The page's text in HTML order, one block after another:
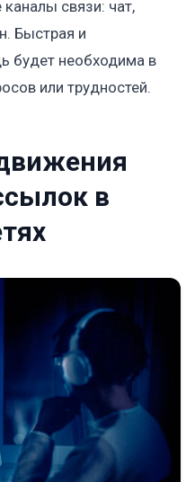
связи: чат,
Быстрая и
будет необходима в
или трудностей.
в